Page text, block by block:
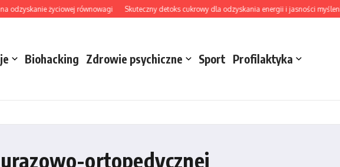
odzyskanie życiowej równowagi Skuteczny detoks cukrowy dla odzyskania energii i jasności myślenia
Biohacking Zdrowie psychiczne Sport Profilaktyka
ortopedycznej